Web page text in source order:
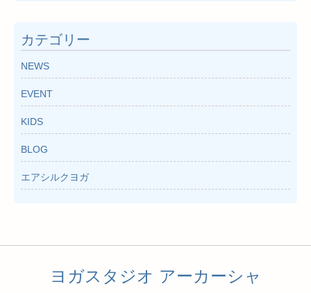
ブ
カテゴリー
NEWS
EVENT
KIDS
BLOG
エアシルクヨガ
ヨガスタジオ アーカーシャ